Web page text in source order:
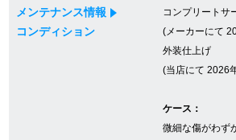
GINZA RASINについ
GINZA RASINの中古腕時計について
メンテナンス情報
コンディション
コンプリートサ
(メーカーにて
外装仕上げ
(当店にて 2026
ケース：
微細な傷がわず